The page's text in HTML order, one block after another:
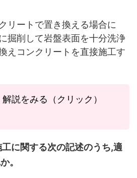
リートで置き換える場合に
掘削して岩盤表面を十分洗浄
えコンクリートを直接施工す
説をみる（クリック）
に関する次の記述のうち,適
。